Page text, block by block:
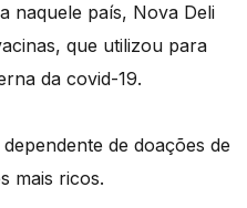
naquele país, Nova Deli
que utilizou para
da covid-19.
de doações de
mais ricos.